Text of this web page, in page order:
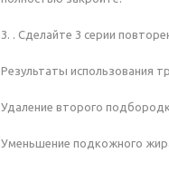
3. . Сделайте 3 серии
Результаты использования
Удаление второго
Уменьшение подкожного